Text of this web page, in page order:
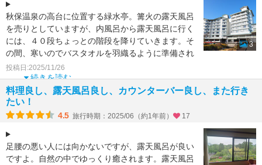
秋保温泉の高台に位置する緑水亭。篝火の露天風呂
を売りとしていますが、内風呂から露天風呂に行く
には、４０段ちょっとの階段を降りていきます。そ
の間、寒いのでバスタオルを羽織るように準備され
ていますが、最初
続きを読む
投稿日:2025/11/26
3
料理良し、露天風呂良し、カウンターバー良し、また行き
たい！
4.5 旅行時期：2025/06（約1年前） 17
足腰の悪い人には向かないですが、露天風呂が良い
ですよ。自然の中でゆっくり癒されます。露天風呂